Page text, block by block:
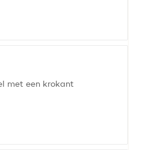
met een krokant